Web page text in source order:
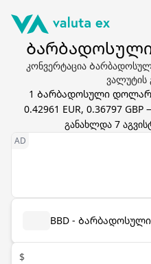
კონვერტაცია
ვალუტის
1 Ბარბადოსული
0.42961 EUR, 0.36797 GBP
განახლდა 7
BBD -
$